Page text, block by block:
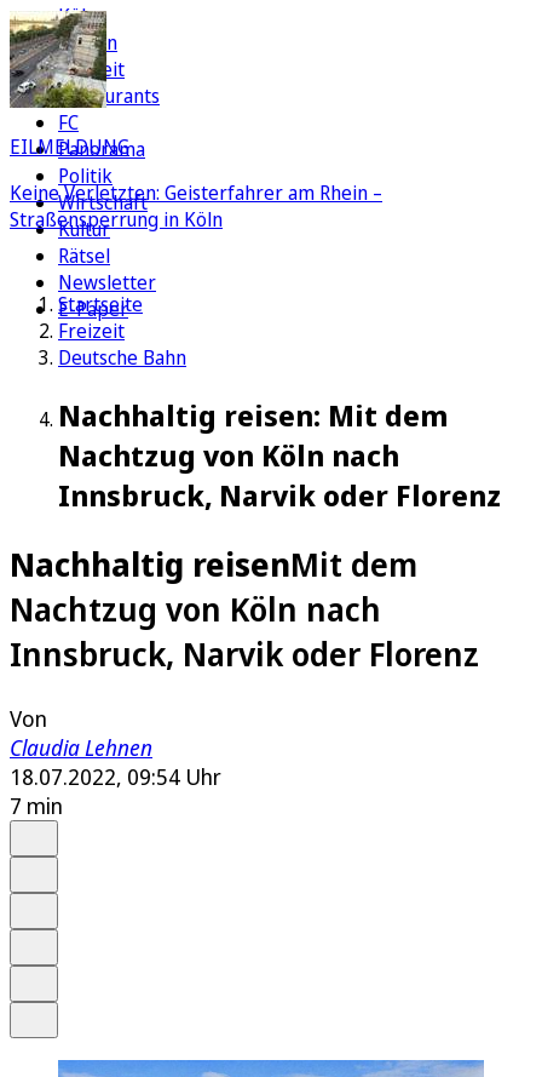
Köln
Region
Freizeit
Restaurants
FC
Panorama
Politik
Wirtschaft
Kultur
Rätsel
Newsletter
E-Paper
EILMELDUNG
Keine Verletzten: Geisterfahrer am Rhein –
Straßensperrung in Köln
Startseite
Freizeit
Deutsche Bahn
Nachhaltig reisen: Mit dem
Nachtzug von Köln nach
Innsbruck, Narvik oder Florenz
Nachhaltig reisenMit dem
Nachtzug von Köln nach
Innsbruck, Narvik oder Florenz
Von
Claudia Lehnen
18.07.2022, 09:54 Uhr
7 min